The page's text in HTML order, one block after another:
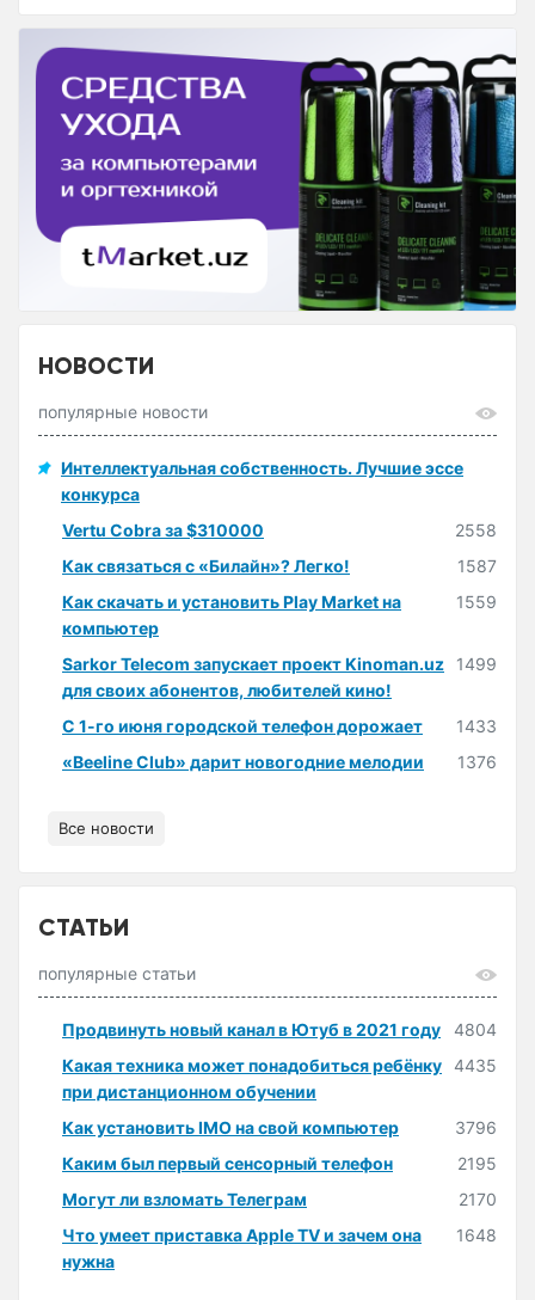
НОВОСТИ
популярные новости
Интеллектуальная собственность. Лучшие эссе
конкурса
Vertu Cobra за $310000
2558
Как связаться с «Билайн»? Легко!
1587
Как скачать и установить Play Market на
компьютер
1559
Sarkor Telecom запускает проект Kinoman.uz
для своих абонентов, любителей кино!
1499
С 1-го июня городской телефон дорожает
1433
«Beeline Club» дарит новогодние мелодии
1376
Все новости
СТАТЬИ
популярные статьи
Продвинуть новый канал в Ютуб в 2021 году
4804
Какая техника может понадобиться ребёнку
при дистанционном обучении
4435
Как установить IMO на свой компьютер
3796
Каким был первый сенсорный телефон
2195
Могут ли взломать Телеграм
2170
Что умеет приставка Apple TV и зачем она
нужна
1648